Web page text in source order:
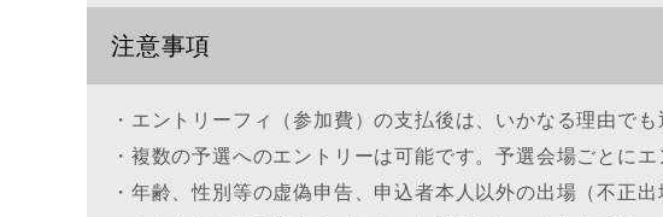
注意事項
・エントリーフィ（参加費）の支払後は、いかなる理由で
・複数の予選へのエントリーは可能です。予選会場ごとに
・年齢、性別等の虚偽申告、申込者本人以外の出場（不正